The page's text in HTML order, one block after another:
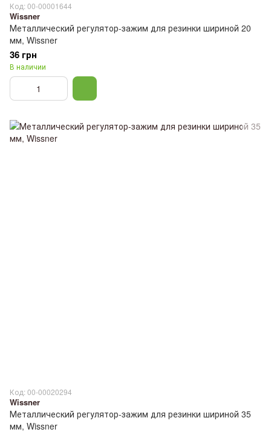
Код: 00-00001644
Wissner
Металлический регулятор-зажим для резинки шириной 20
мм, Wissner
36 грн
В наличии
Код: 00-00020294
Wissner
Металлический регулятор-зажим для резинки шириной 35
мм, Wissner